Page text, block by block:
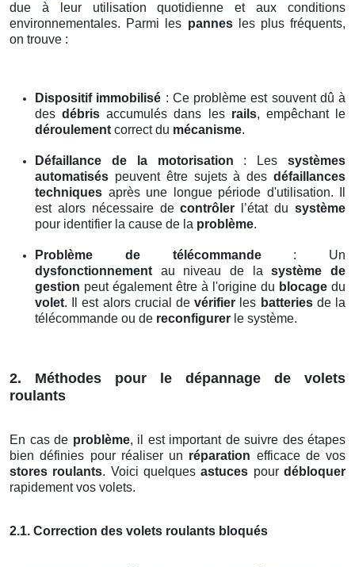
due à leur utilisation quotidienne et aux conditions
environnementales. Parmi les pannesles plus fréquents,
on trouve :
Dispositif immobilisé : Ce problème est souvent dû à
desdébris accumulés dans les rails, empêchant le
déroulement correct du mécanisme.
Défaillance de la motorisation : Les systèmes
automatisés peuvent être sujets à des défaillances
techniques après une longue période d'utilisation. Il
est alors nécessaire decontrôler l’état dusystème
pour identifier la cause de la problème.
Problème de télécommande: Un
dysfonctionnement au niveau de lasystème de
gestion peut également être à l'origine du blocage du
volet. Il est alors crucial devérifier les batteriesde la
télécommande ou de reconfigurer le système.
2. Méthodes pour le dépannage de volets
roulants
En cas de problème, il est important de suivre des étapes
bien définies pour réaliser un réparation efficace de vos
stores roulants. Voici quelquesastuces pourdébloquer
rapidement vos volets.
2.1. Correction des volets roulants bloqués